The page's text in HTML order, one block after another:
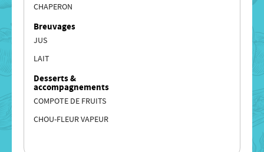
CHAPERON
Breuvages
JUS
LAIT
Desserts &
accompagnements
COMPOTE DE FRUITS
CHOU-FLEUR VAPEUR